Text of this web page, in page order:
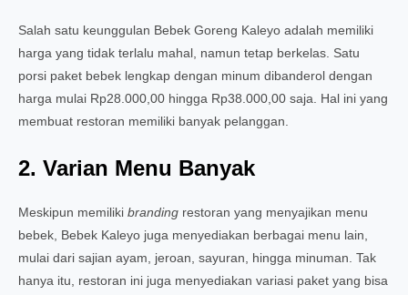
Salah satu keunggulan Bebek Goreng Kaleyo adalah memiliki
harga yang tidak terlalu mahal, namun tetap berkelas. Satu
porsi paket bebek lengkap dengan minum dibanderol dengan
harga mulai Rp28.000,00 hingga Rp38.000,00 saja. Hal ini yang
membuat restoran memiliki banyak pelanggan.
2. Varian Menu Banyak
Meskipun memiliki branding restoran yang menyajikan menu
bebek, Bebek Kaleyo juga menyediakan berbagai menu lain,
mulai dari sajian ayam, jeroan, sayuran, hingga minuman. Tak
hanya itu, restoran ini juga menyediakan variasi paket yang bisa